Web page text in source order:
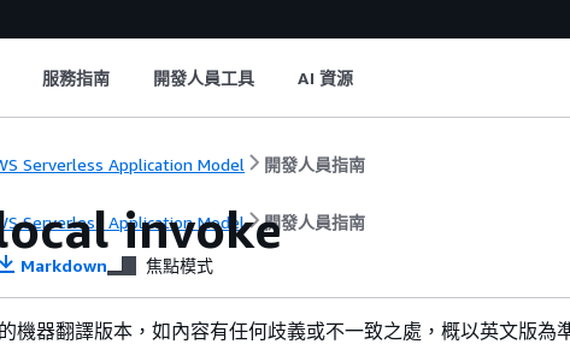
服務指南 開發人員工具 AI 資源
Serverless Application Model 開發人員指南
Serverless Application Model 開發人員指南
invoke
Markdown 焦點模式
機器翻譯版本，如內容有任何歧義或不一致之處，概以英文版為